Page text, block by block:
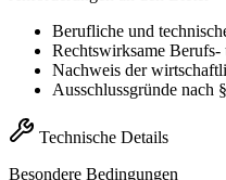
Berufliche und
Rechtswirksame
Nachweis der
Ausschlussgründe nach
Technische Details
Besondere Bedingungen